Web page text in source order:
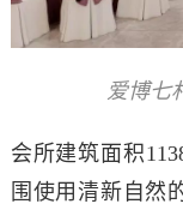
爱博七
会所建筑面积
围使用清新自然